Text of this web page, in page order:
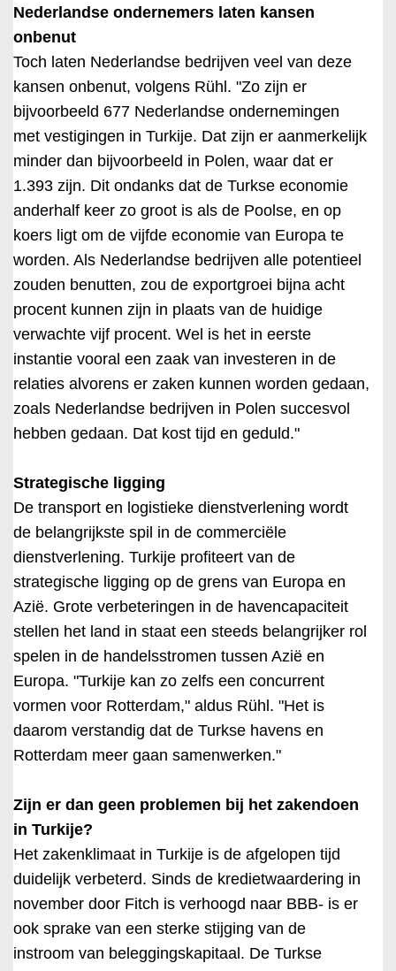
Nederlandse ondernemers laten kansen
onbenut
Toch laten Nederlandse bedrijven veel van deze
kansen onbenut, volgens Rühl. "Zo zijn er
bijvoorbeeld 677 Nederlandse ondernemingen
met vestigingen in Turkije. Dat zijn er aanmerkelijk
minder dan bijvoorbeeld in Polen, waar dat er
1.393 zijn. Dit ondanks dat de Turkse economie
anderhalf keer zo groot is als de Poolse, en op
koers ligt om de vijfde economie van Europa te
worden. Als Nederlandse bedrijven alle potentieel
zouden benutten, zou de exportgroei bijna acht
procent kunnen zijn in plaats van de huidige
verwachte vijf procent. Wel is het in eerste
instantie vooral een zaak van investeren in de
relaties alvorens er zaken kunnen worden gedaan,
zoals Nederlandse bedrijven in Polen succesvol
hebben gedaan. Dat kost tijd en geduld."
Strategische ligging
De transport en logistieke dienstverlening wordt
de belangrijkste spil in de commerciële
dienstverlening. Turkije profiteert van de
strategische ligging op de grens van Europa en
Azië. Grote verbeteringen in de havencapaciteit
stellen het land in staat een steeds belangrijker rol
spelen in de handelsstromen tussen Azië en
Europa. "Turkije kan zo zelfs een concurrent
vormen voor Rotterdam," aldus Rühl. "Het is
daarom verstandig dat de Turkse havens en
Rotterdam meer gaan samenwerken."
Zijn er dan geen problemen bij het zakendoen
in Turkije?
Het zakenklimaat in Turkije is de afgelopen tijd
duidelijk verbeterd. Sinds de kredietwaardering in
november door Fitch is verhoogd naar BBB- is er
ook sprake van een sterke stijging van de
instroom van beleggingskapitaal. De Turkse